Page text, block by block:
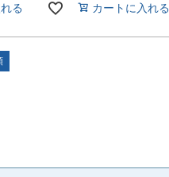
る カートに入れる